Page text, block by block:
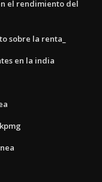
el rendimiento del
sobre la renta_
en la india